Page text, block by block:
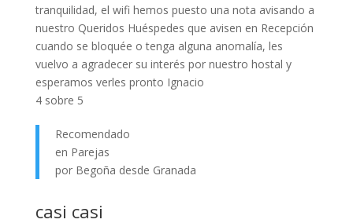
tranquilidad, el wifi hemos puesto una nota avisando a
nuestro Queridos Huéspedes que avisen en Recepción
cuando se bloquée o tenga alguna anomalía, les
vuelvo a agradecer su interés por nuestro hostal y
esperamos verles pronto Ignacio
4 sobre 5
Recomendado
en Parejas
por Begoña desde Granada
casi casi